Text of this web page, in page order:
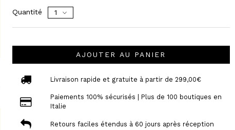
Quantité
AJOUTER AU PANIER
Livraison rapide et gratuite à partir de 299,00€
Paiements 100% sécurisés | Plus de 100 boutiques en
Italie
Retours faciles étendus à 60 jours après réception